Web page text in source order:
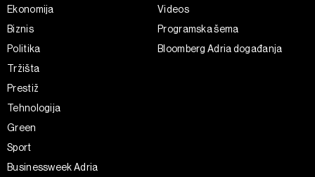
Ekonomija
Biznis
Politika
Tržišta
Prestiž
Tehnologija
Green
Sport
Businessweek Adria
Videos
Programska šema
Bloomberg Adria događanja